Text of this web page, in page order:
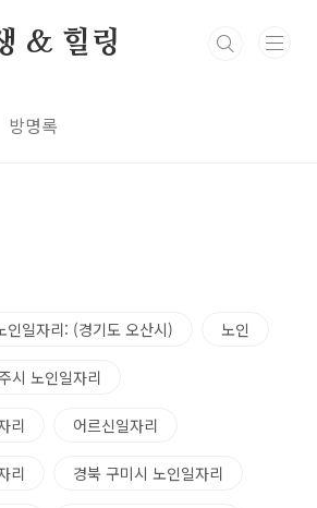
& 힐링
방명록
인일자리: (경기도 오산시) 노인
시 노인일자리
리 어르신일자리
리 경북 구미시 노인일자리